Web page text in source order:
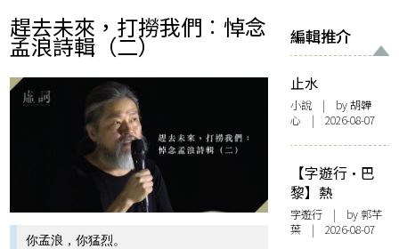
趕去未來，打撈我們︰悼念
孟浪詩輯（二）
你孟浪，你猛烈。
編輯推介
止水
小說 | by 胡韡
心 | 2026-08-07
【字遊行·巴
黎】熱
字遊行 | by 郭芊
葉 | 2026-08-07